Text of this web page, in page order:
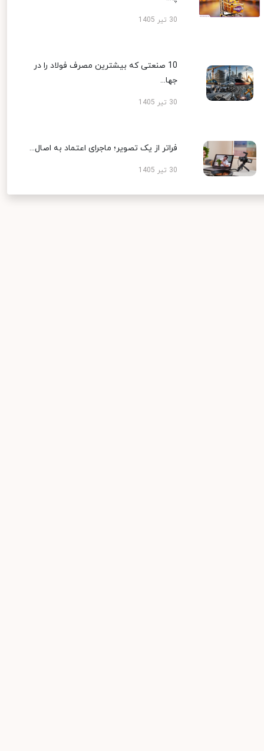
30 تیر 1405
10 صنعتی که بیشترین مصرف فولاد را در
جها...
30 تیر 1405
فراتر از یک تصویر؛ ماجرای اعتماد به اصال...
30 تیر 1405